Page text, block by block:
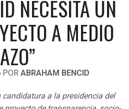
NECESITA UN
A MEDIO
POR ABRAHAM BENCID
a la presidencia del